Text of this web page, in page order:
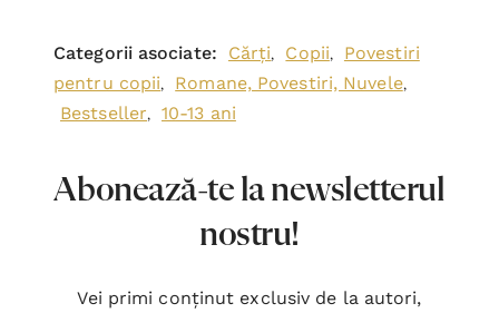
Categorii asociate: Cărți, Copii,
Povestiri
pentru copii, Romane, Povestiri, Nuvele,
Bestseller, 10-13 ani
Abonează-te la newsletterul
nostru!
Vei primi conținut exclusiv de la autori,